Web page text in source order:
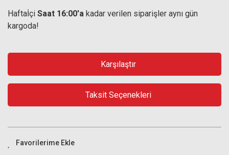
Haftaİçi Saat 16:00'a kadar verilen siparişler aynı gün
kargoda!
Karşılaştır
Taksit Seçenekleri